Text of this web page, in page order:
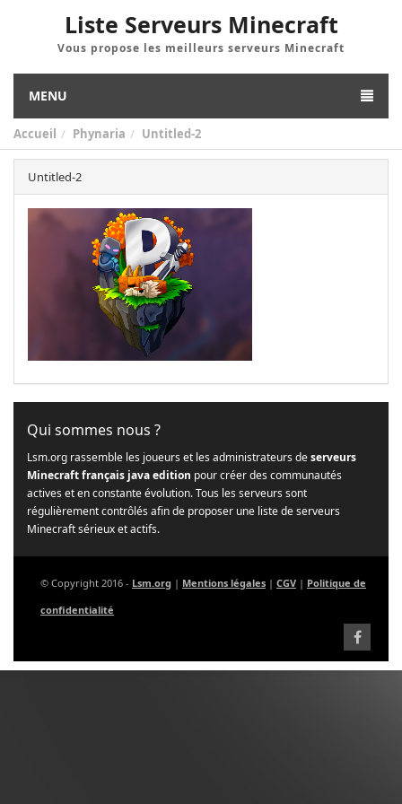
Liste Serveurs Minecraft
Vous propose les meilleurs serveurs Minecraft
MENU
Accueil Phynaria Untitled-2
Untitled-2
Qui sommes nous ?
Lsm.org rassemble les joueurs et les administrateurs deserveurs
Minecraft français java edition pour créer des communautés
actives et en constante évolution. Tous les serveurs sont
régulièrement contrôlés afin de proposer une liste de serveurs
Minecraft sérieux et actifs.
© Copyright 2016 - Lsm.org | Mentions légales | CGV | Politique de
confidentialité